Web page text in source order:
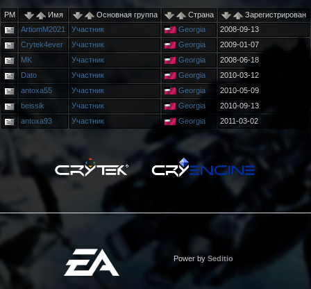
PM Имя Основная группа Страна
Зарегистрирован
ArtiomM2021
Участник Georgia
2008-09-13
Crytek4ever
Участник Georgia
2009-01-07
MK
Участник Georgia
2008-06-18
Dato
Участник Georgia
2010-03-12
antoxa55
Участник Georgia
2010-05-09
beissik
Участник Georgia
2010-09-13
antoxa93
Участник Georgia 2011-03-02
Power by Seditio